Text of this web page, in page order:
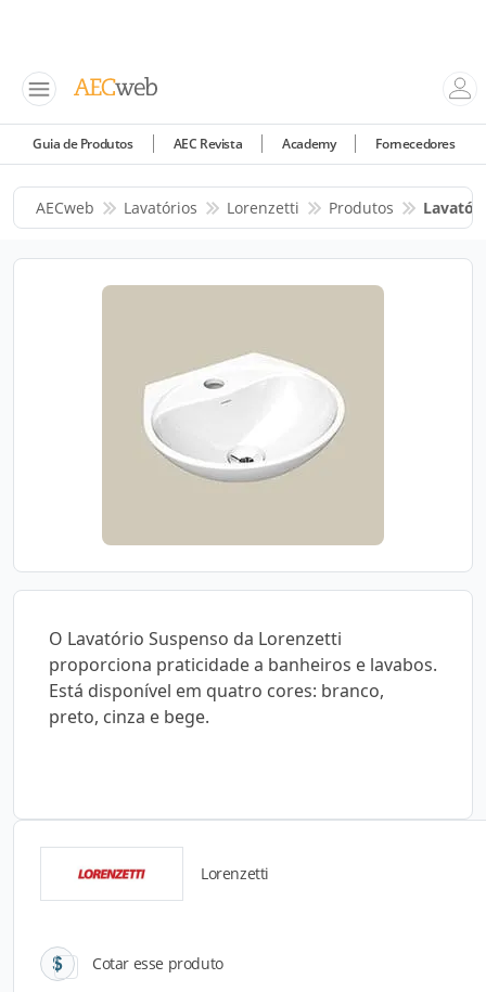
Guia de Produtos AEC Revista Academy Fornecedores
AECweb Lavatórios Lorenzetti Produtos
O Lavatório Suspenso da Lorenzetti
proporciona praticidade a banheiros e lavabos.
Está disponível em quatro cores: branco,
preto, cinza e bege.
Lorenzetti
Cotar esse produto
Catálogos para Download